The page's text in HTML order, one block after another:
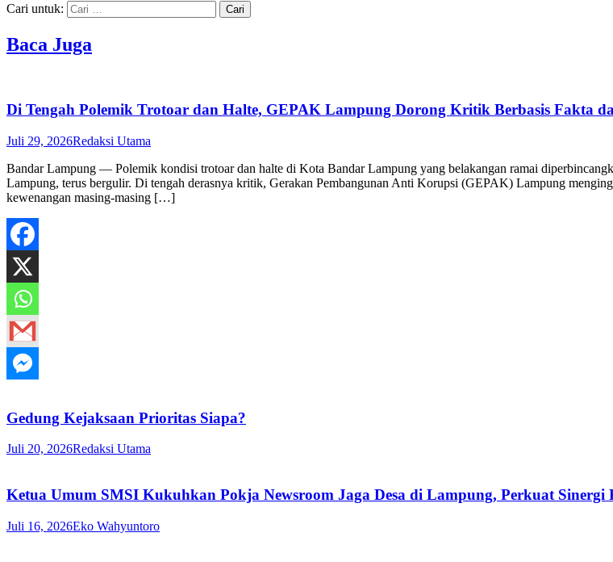
Cari untuk:
Baca Juga
Di Tengah Polemik Trotoar dan Halte, GEPAK Lampung Dorong Kritik Berbasis Fakta
Juli 29, 2026Redaksi Utama
Bandar Lampung — Polemik kondisi trotoar dan halte di Kota Bandar Lampung yang belakangan ramai
Lampung, terus bergulir. Di tengah derasnya kritik, Gerakan Pembangunan Anti Korupsi (GEPAK) Lampung
kewenangan masing-masing […]
Gedung Kejaksaan Prioritas Siapa?
Juli 20, 2026Redaksi Utama
Ketua Umum SMSI Kukuhkan Pokja Newsroom Jaga Desa di Lampung, Perkuat Sinergi
Juli 16, 2026Eko Wahyuntoro